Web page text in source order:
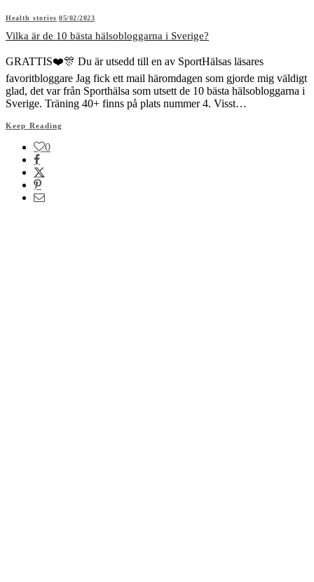
Health stories 05/02/2023
Vilka är de 10 bästa hälsobloggarna i Sverige?
GRATTIS❤️🎊 Du är utsedd till en av SportHälsas läsares
favoritbloggare Jag fick ett mail häromdagen som gjorde mig väldigt
glad, det var från Sporthälsa som utsett de 10 bästa hälsobloggarna i
Sverige. Träning 40+ finns på plats nummer 4. Visst…
Keep Reading
0